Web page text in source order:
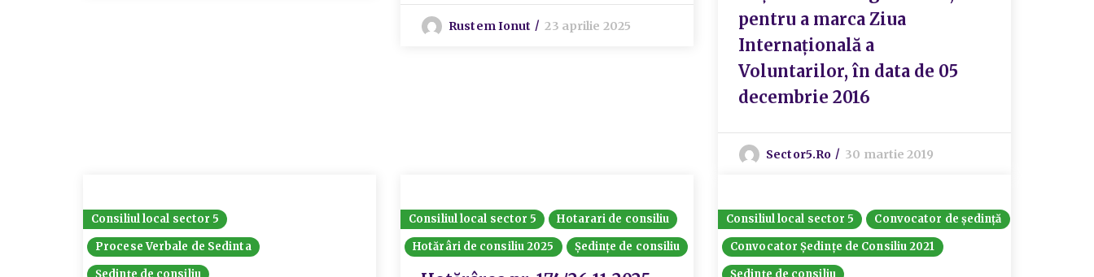
Rustem Ionut 23 aprilie 2025
pentru a marca Ziua
Internațională a
Voluntarilor, în data de 05
decembrie 2016
Sector5.ro 30 martie 2019
Consiliul local sector 5
Procese Verbale de Sedinta
Ședințe de consiliu
Consiliul local sector 5
Hotarari de consiliu
Hotărâri de consiliu 2025
Ședințe de consiliu
Consiliul local sector 5
Convocator de ședință
Convocator Ședințe de Consiliu 2021
Ședințe de consiliu